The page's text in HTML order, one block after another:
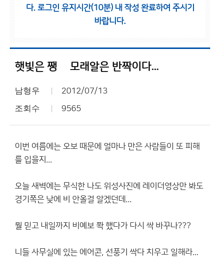
다. 로그인 유지시간(10분) 내 작성 완료하여 주시기
바랍니다.
햇빛은 쨍쩅 모래알은 반짝이다...
남형우 2012/07/13
조회수 9565
이번 여름에는 오보 때문에 얼마나 만은 사람들이 또 피해
를 입을지...
오늘 새벽에는 무식한 나도 위성사진에 레이더영상만 봐도
경기쪽은 낮에 비 안올걸 알겠던데...
뭘 믿고 내일까지 비예보 쫙 했다가 다시 싹 바꾸나???
니들 사무실에 있는 에어콘, 선풍기 싹다 치우고 일해라...